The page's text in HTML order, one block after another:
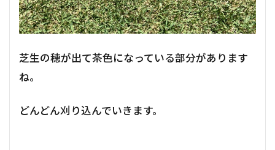
芝生の穂が出て茶色になっている部分があります
ね。
どんどん刈り込んでいきます。